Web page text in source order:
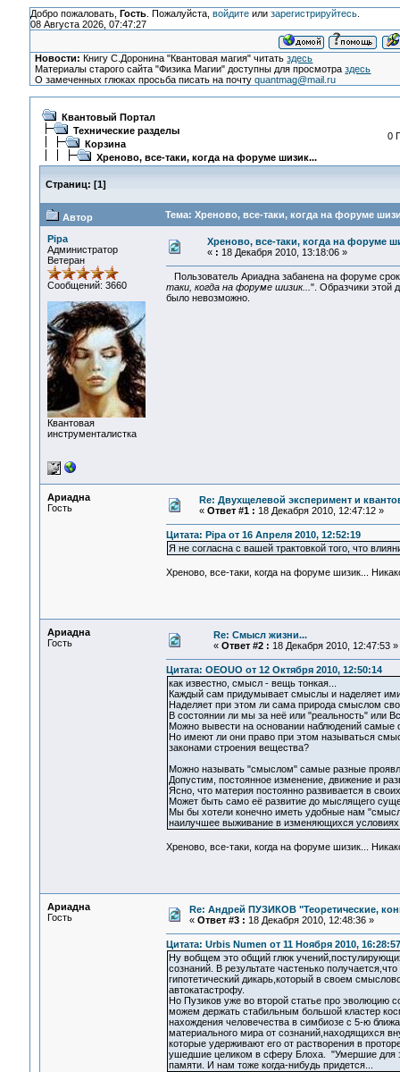
Добро пожаловать, Гость. Пожалуйста, войдитеили зарегистрируйтесь.
08 Августа 2026, 07:47:27
Новости: Книгу С.Доронина "Квантовая магия" читатьздесь
Материалы старого сайта "Физика Магии" доступны для просмотраздесь
О замеченных глюках просьба писать на почтуquantmag@mail.ru
Квантовый Портал
Технические разделы
Корзина
Хреново, все-таки, когда на форуме шизик...
0
Страниц: [1]
Автор Тема: Хреново, все-таки, когда на форуме
Pipa
Администратор
Ветеран
Сообщений: 3660
Квантовая
инструменталистка
Хреново, все-таки, когда на форуме
« : 18 Декабря 2010, 13:18:06 »
Пользователь Ариадна забанена на форуме
таки, когда на форуме шизик... ". Образчики этой
было невозможно.
Ариадна
Гость
Re: Двухщелевой эксперимент и
« Ответ #1 : 18 Декабря 2010, 12:47:12 »
Цитата: Pipa от 16 Апреля 2010, 12:52:19
Я не согласна с вашей трактовкой того, что
Хреново, все-таки, когда на форуме шизик...
Ариадна
Гость
Re: Смысл жизни...
« Ответ #2 : 18 Декабря 2010, 12:47:53 »
Цитата: OEOUO от 12 Октября 2010, 12:50:14
как известно, смысл - вещь тонкая...
Каждый сам придумывает смыслы и наделяет
Наделяет при этом ли сама природа смыслом
В состоянии ли мы за неё или "реальность" или
Можно вывести на основании наблюдений самые
Но имеют ли они право при этом называться
законами строения вещества?
Можно называть "смыслом" самые разные
Допустим, постоянное изменение, движение и
Ясно, что материя постоянно развивается в
Может быть само её развитие до мыслящего
Мы бы хотели конечно иметь удобные нам
наилучшее выживание в изменяющихся условиях
Хреново, все-таки, когда на форуме шизик...
Ариадна
Гость
Re: Андрей ПУЗИКОВ "Теоретические,
« Ответ #3 : 18 Декабря 2010, 12:48:36 »
Цитата: Urbis Numen от 11 Ноября 2010, 16:28:57
Ну вобщем это общий глюк
сознаний. В результате частенько
гипотетический дикарь,который в своем
автокатастрофу.
Но Пузиков уже во второй статье про эволюцию
можем держать стабильным большой кластер
нахождения человечества в симбиозе с 5-ю
материального мира от сознаний,находящихся
которые удерживают его от растворения в
ушедшие целиком в сферу Блоха. "Умершие для
памяти. И нам тоже когда-нибудь придется...